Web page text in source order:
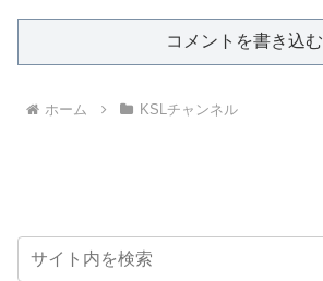
コメントを書き込む
ホーム KSLチャンネル